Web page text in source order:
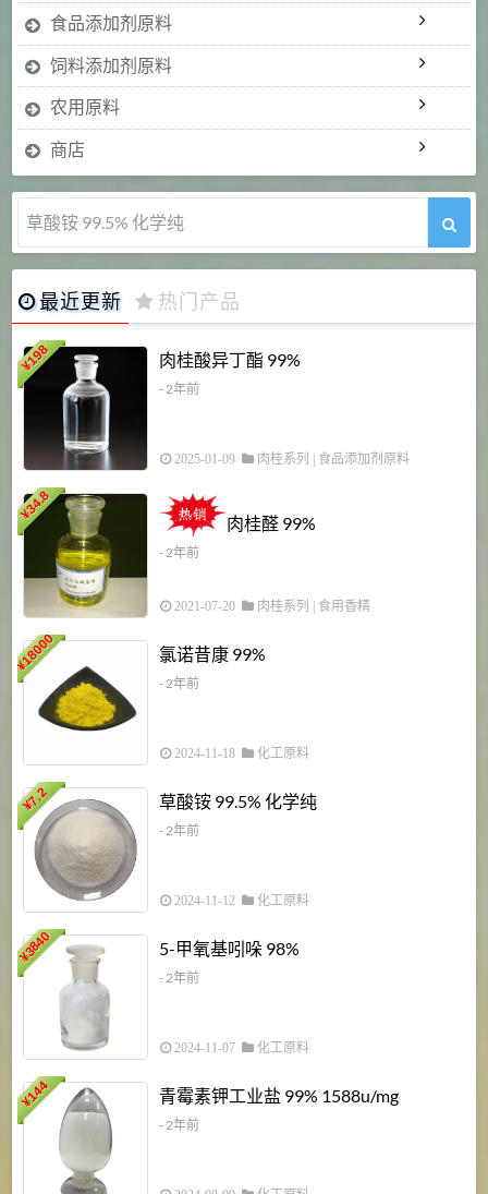
食品添加剂原料
饲料添加剂原料
农用原料
商店
5-甲氧基吲哚 98%
最近更新 热门产品
¥
198 肉桂酸异丁酯 99%
- 2年前
2025-01-09 肉桂系列 食品添加剂原料
¥
34.8
肉桂醛 99%
- 2年前
2021-07-20 肉桂系列 食用香精
¥
18000 氯诺昔康 99%
- 2年前
2024-11-18 化工原料
¥
7.2 草酸铵 99.5% 化学纯
- 2年前
2024-11-12 化工原料
¥
3840 5-甲氧基吲哚 98%
- 2年前
2024-11-07 化工原料
¥
144 青霉素钾工业盐 99% 1588u/mg
- 2年前